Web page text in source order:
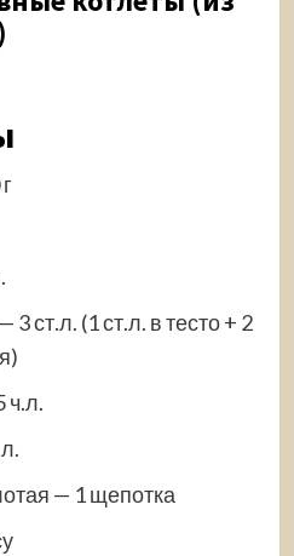
ст.л. (1 ст.л. в тесто + 2
ч.л.
— 1 щепотка